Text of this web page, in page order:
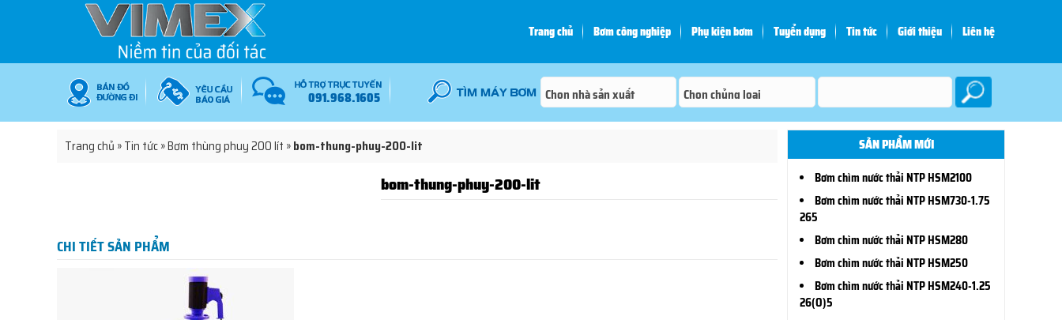
Trang chủ Bơm công nghiệp Phụ kiện bơm Tuyển dụng Tin tức Giới thiệu Liên hệ
091.968.1605
Trang chủ »Tin tức»Bơm thùng phuy 200 lít »bom-thung-phuy-200-lit
bom-thung-phuy-200-lit
CHI TIẾT SẢN PHẨM
SẢN PHẨM MỚI
Bơm chìm nước thải NTP HSM2100
Bơm chìm nước thải NTP HSM730-1.75
265
Bơm chìm nước thải NTP HSM280
Bơm chìm nước thải NTP HSM250
Bơm chìm nước thải NTP HSM240-1.25
26(O)5